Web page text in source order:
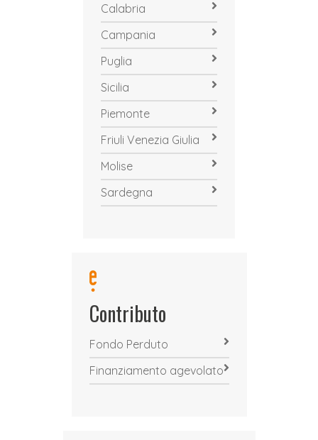
Calabria
Campania
Puglia
Sicilia
Piemonte
Friuli Venezia Giulia
Molise
Sardegna
Contributo
Fondo Perduto
Finanziamento agevolato